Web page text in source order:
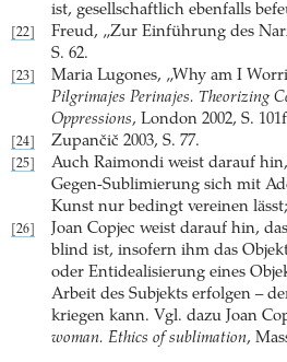
ist, gesellschaftlich ebenfalls
[22]
Freud, „Zur Einführung des
S. 62.
[23]
Maria Lugones, „Why am I
Pilgrimajes Perinajes. Theorizing
Oppressions, London 2002, S.
[24] Zupančič 2003, S. 77.
[25]
Auch Raimondi weist darauf
Gegen-Sublimierung sich mit
Kunst nur bedingt vereinen
[26]
Joan Copjec weist darauf hin,
blind ist, insofern ihm das
oder Entidealisierung eines
Arbeit des Subjekts erfolgen –
kriegen kann. Vgl. dazu Joan
woman. Ethics of sublimation,